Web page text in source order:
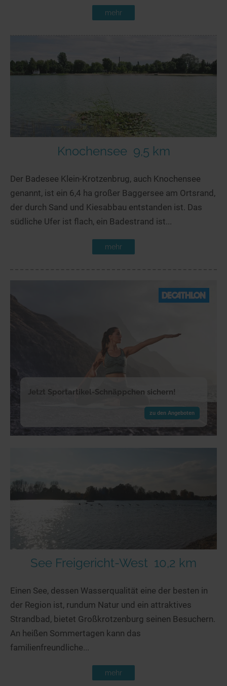
mehr
Knochensee 9,5 km
Der Badesee Klein-Krotzenbrug, auch Knochensee
genannt, ist ein 6,4 ha großer Baggersee am Ortsrand,
der durch Sand und Kiesabbau entstanden ist. Das
südliche Ufer ist flach, ein Badestrand ist...
mehr
Jetzt Sportartikel-Schnäppchen sichern!
zu den Angeboten
See Freigericht-West 10,2 km
Einen See, dessen Wasserqualität eine der besten in
der Region ist, rundum Natur und ein attraktives
Strandbad, bietet Großkrotzenburg seinen Besuchern.
An heißen Sommertagen kann das
familienfreundliche...
mehr